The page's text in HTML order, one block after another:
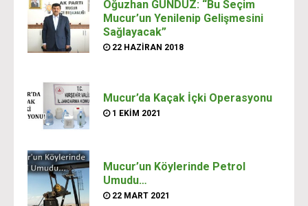
Oğuzhan GÜNDÜZ: “Bu Seçim
Mucur’un Yenilenip Gelişmesini
Sağlayacak”
22 HAZIRAN 2018
Mucur’da Kaçak İçki Operasyonu
1 EKIM 2021
Mucur’un Köylerinde Petrol
Umudu…
22 MART 2021